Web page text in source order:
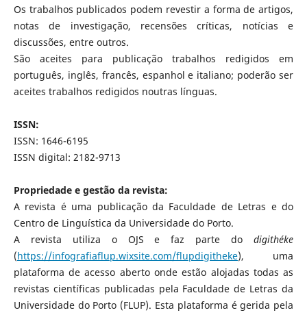
Os trabalhos publicados podem revestir a forma de artigos,
notas de investigação, recensões críticas, notícias e
discussões, entre outros.
São aceites para publicação trabalhos redigidos em
português, inglês, francês, espanhol e italiano; poderão ser
aceites trabalhos redigidos noutras línguas.
ISSN:
ISSN: 1646-6195
ISSN digital: 2182-9713
Propriedade e gestão da revista:
A revista é uma publicação da Faculdade de Letras e do
Centro de Linguística da Universidade do Porto.
A revista utiliza o OJS e faz parte dodigithéke
(https://infografiaflup.wixsite.com/flupdigitheke), uma
plataforma de acesso aberto onde estão alojadas todas as
revistas científicas publicadas pela Faculdade de Letras da
Universidade do Porto (FLUP). Esta plataforma é gerida pela